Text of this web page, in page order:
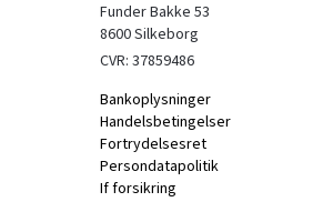
Funder Bakke 53
8600 Silkeborg
CVR: 37859486
Bankoplysninger
Handelsbetingelser
Fortrydelsesret
Persondatapolitik
If forsikring